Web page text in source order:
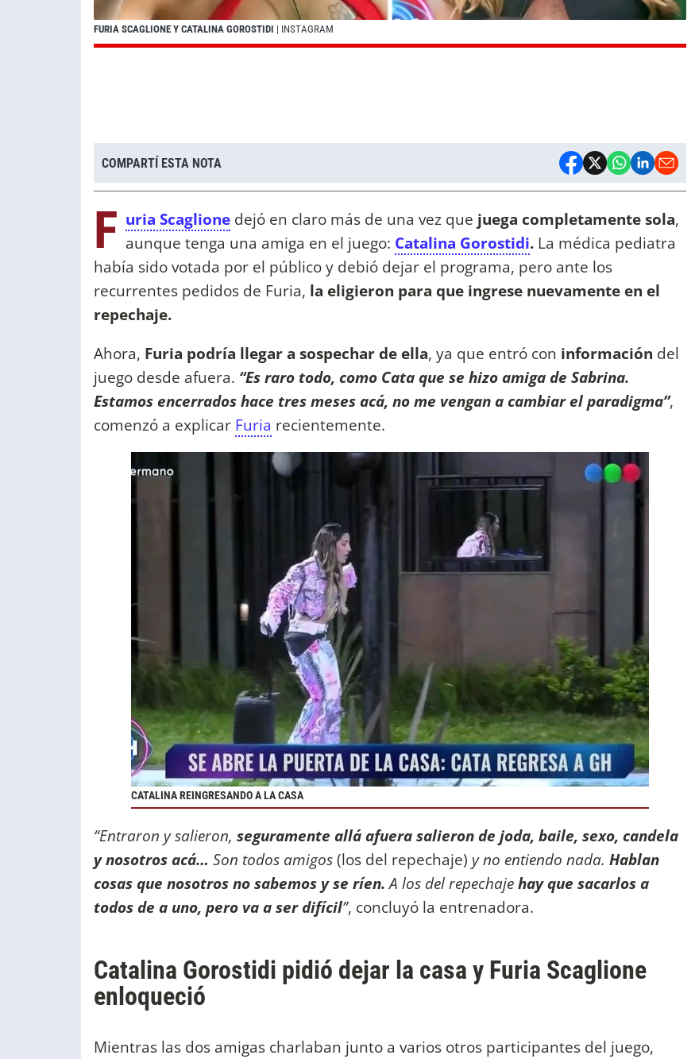
FURIA SCAGLIONE Y CATALINA GOROSTIDI | INSTAGRAM
COMPARTÍ ESTA NOTA
F uria Scaglione dejó en claro más de una vez que juega completamente sola,
aunque tenga una amiga en el juego: Catalina Gorostidi. La médica pediatra
había sido votada por el público y debió dejar el programa, pero ante los
recurrentes pedidos de Furia, la eligieron para que ingrese nuevamente en el
repechaje.
Ahora, Furia podría llegar a sospechar de ella, ya que entró con información del
juego desde afuera. “Es raro todo, como Cata que se hizo amiga de Sabrina.
Estamos encerrados hace tres meses acá, no me vengan a cambiar el paradigma”,
comenzó a explicar Furia recientemente.
CATALINA REINGRESANDO A LA CASA
“Entraron y salieron, seguramente allá afuera salieron de joda, baile, sexo, candela
y nosotros acá… Son todos amigos(los del repechaje) y no entiendo nada. Hablan
cosas que nosotros no sabemos y se ríen.A los del repechajehay que sacarlos a
todos de a uno, pero va a ser difícil”, concluyó la entrenadora.
Catalina Gorostidi pidió dejar la casa y Furia Scaglione
enloqueció
Mientras las dos amigas charlaban junto a varios otros participantes del juego,